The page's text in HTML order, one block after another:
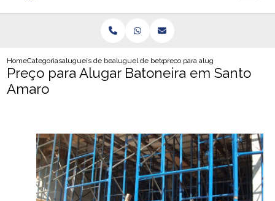
HomeCategoriasalugueis de betoneirasaluguel de betoneira em guarulhos
preco para alugar batoneira em
Preço para Alugar Batoneira em Santo
Amaro